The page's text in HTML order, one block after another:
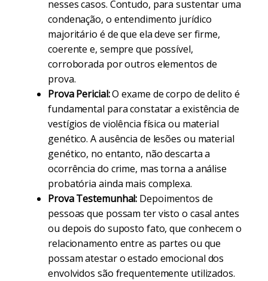
nesses casos. Contudo, para sustentar uma
condenação, o entendimento jurídico
majoritário é de que ela deve ser firme,
coerente e, sempre que possível,
corroborada por outros elementos de
prova.
Prova Pericial:O exame de corpo de delito é
fundamental para constatar a existência de
vestígios de violência física ou material
genético. A ausência de lesões ou material
genético, no entanto, não descarta a
ocorrência do crime, mas torna a análise
probatória ainda mais complexa.
Prova Testemunhal: Depoimentos de
pessoas que possam ter visto o casal antes
ou depois do suposto fato, que conhecem o
relacionamento entre as partes ou que
possam atestar o estado emocional dos
envolvidos são frequentemente utilizados.